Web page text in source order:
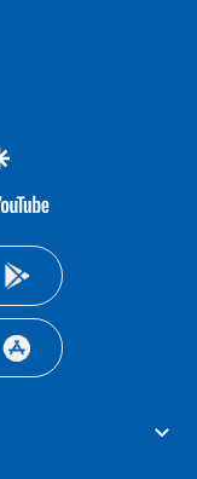
google
youtube-